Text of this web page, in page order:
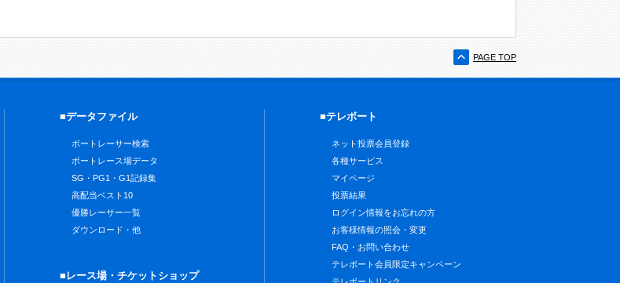
PAGE TOP
■データファイル
ボートレーサー検索
ボートレース場データ
SG・PG1・G1記録集
高配当ベスト10
優勝レーサー一覧
ダウンロード・他
■レース場・チケットショップ
■テレボート
ネット投票会員登録
各種サービス
マイページ
投票結果
ログイン情報をお忘れの方
お客様情報の照会・変更
FAQ・お問い合わせ
テレボート会員限定キャンペーン